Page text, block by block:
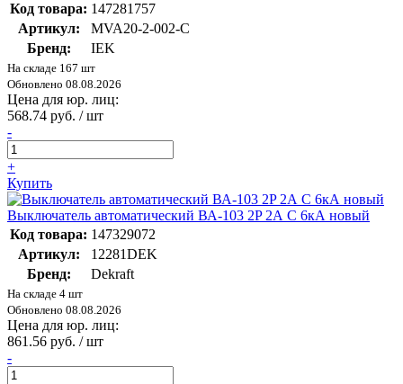
Код товара: 147281757
Артикул:
MVA20-2-002-C
Бренд:
IEK
На складе 167 шт
Обновлено 08.08.2026
Цена для юр. лиц:
568.74 руб. / шт
-
+
Купить
Выключатель автоматический ВА-103 2P 2А C 6кА новый
Код товара: 147329072
Артикул:
12281DEK
Бренд:
Dekraft
На складе 4 шт
Обновлено 08.08.2026
Цена для юр. лиц:
861.56 руб. / шт
-